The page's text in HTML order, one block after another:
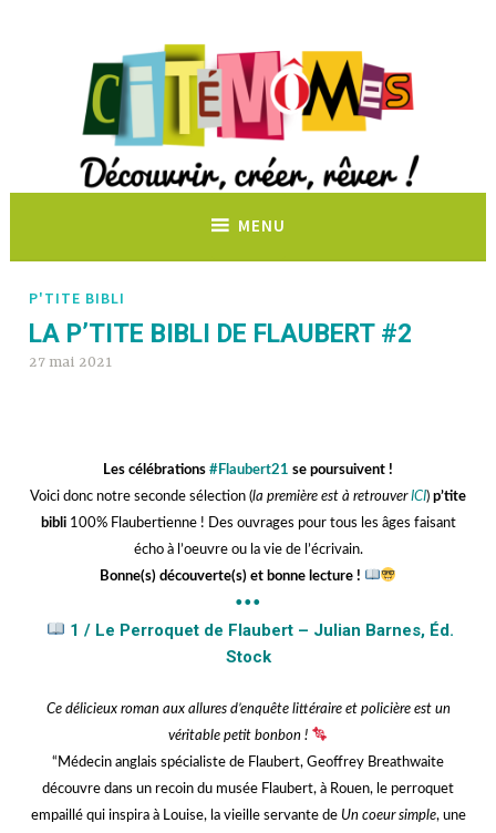
Découvrir, créer, rêver !
MENU
P'TITE BIBLI
LA P’TITE BIBLI DE FLAUBERT #2
27 mai 2021
Les célébrations #Flaubert21 se poursuivent !
Voici donc notre seconde sélection (la première est à retrouverICI) p’tite
bibli 100% Flaubertienne ! Des ouvrages pour tous les âges faisant
écho à l’oeuvre ou la vie de l’écrivain.
Bonne(s) découverte(s) et bonne lecture !
•••
1 / Le Perroquet de Flaubert – Julian Barnes, Éd.
Stock
Ce délicieux roman aux allures d’enquête littéraire et policière est un
véritable petit bonbon !
“Médecin anglais spécialiste de Flaubert, Geoffrey Breathwaite
découvre dans un recoin du musée Flaubert, à Rouen, le perroquet
empaillé qui inspira à Louise, la vieille servante de Un coeur simple, une